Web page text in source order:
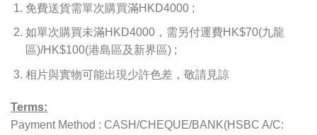
免費送貨需單次購買滿HKD4000 ;
如單次購買未滿HKD4000，需另付運費HK$70(九龍
區)/HK$100(港島區及新界區) ;
相片與實物可能出現少許色差，敬請見諒
Terms:
Payment Method : CASH/CHEQUE/BANK(HSBC A/C: